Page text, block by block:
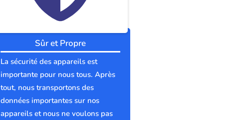
Sûr et Propre
La sécurité des appareils est
importante pour nous tous. Après
tout, nous transportons des
données importantes sur nos
appareils et nous ne voulons pas